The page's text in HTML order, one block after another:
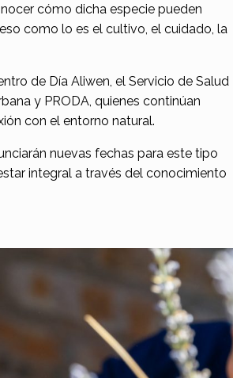
cómo dicha especie pueden
como lo es el cultivo, el cuidado, la
de Día Aliwen, el Servicio de Salud
y PRODA, quienes continúan
con el entorno natural.
nuevas fechas para este tipo
integral a través del conocimiento